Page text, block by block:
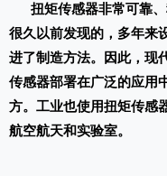
扭矩传感器非常可靠、
很久以前发现的，多年来
进了制造方法。因此，现
传感器部署在广泛的应用
方。工业也使用扭矩传感
航空航天和实验室。